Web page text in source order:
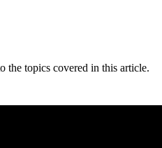
the topics covered in this article.